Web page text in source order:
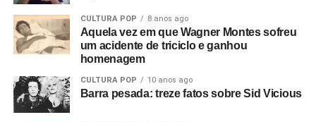
colaborador do POP FANTASMA.
CULTURA POP 8 anos ago
Aquela vez em que Wagner Montes sofreu
um acidente de triciclo e ganhou
homenagem
CULTURA POP 10 anos ago
Barra pesada: treze fatos sobre Sid Vicious